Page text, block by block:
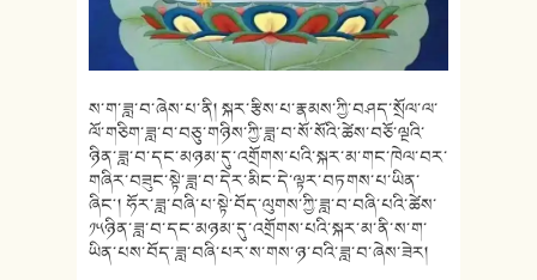
ས་ག་ཟླ་བ་ཞེས་པ་ནི། སྐར་རྩིས་པ་རྣམས་ཀྱི་བཤད་སྲོལ་ལ་
ལོ་གཅིག་ཟླ་བ་བཅུ་གཉིས་ཀྱི་ཟླ་བ་སོ་སོའི་ཚེས་བཅོ་ལྔའི་
ཉིན་ཟླ་བ་དང་མཉམ་དུ་འགྲོགས་པའི་སྐར་མ་གང་ཁེལ་བར་
གཞིར་བཟུང་སྟེ་ཟླ་བ་དེར་མིང་དེ་ལྟར་བཏགས་པ་ཡིན་
ཞིང༌། ཧོར་ཟླ་བཞི་པ་སྟེ་བོད་ལུགས་ཀྱི་ཟླ་བ་བཞི་པའི་ཚེས་
༡༥ཉིན་ཟླ་བ་དང་མཉམ་དུ་འགྲོགས་པའི་སྐར་མ་ནི་ས་ག་
ཡིན་པས་བོད་ཟླ་བཞི་པར་ས་གས་ཉ་བའི་ཟླ་བ་ཞེས་ཟེར།